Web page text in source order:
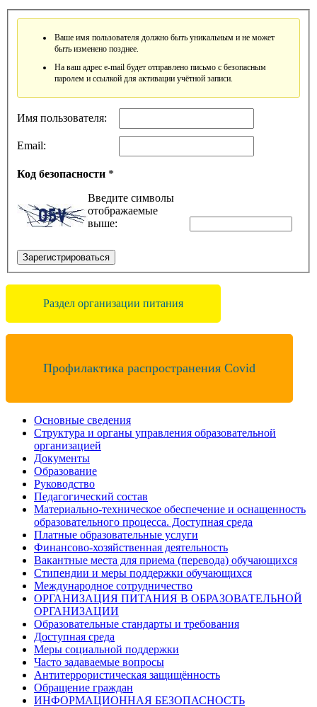
Ваше имя пользователя должно быть уникальным и не может
быть изменено позднее.
На ваш адрес e-mail будет отправлено письмо с безопасным
паролем и ссылкой для активации учётной записи.
Имя пользователя:
Email:
Код безопасности *
Введите символы
отображаемые
выше:
Зарегистрироваться
Раздел организации питания
Профилактика распространения Covid
Основные сведения
Структура и органы управления образовательной
организацией
Документы
Образование
Руководство
Педагогический состав
Материально-техническое обеспечение и оснащенность
образовательного процесса. Доступная среда
Платные образовательные услуги
Финансово-хозяйственная деятельность
Вакантные места для приема (перевода) обучающихся
Стипендии и меры поддержки обучающихся
Международное сотрудничество
ОРГАНИЗАЦИЯ ПИТАНИЯ В ОБРАЗОВАТЕЛЬНОЙ
ОРГАНИЗАЦИИ
Образовательные стандарты и требования
Доступная среда
Меры социальной поддержки
Часто задаваемые вопросы
Антитеррористическая защищённость
Обращение граждан
ИНФОРМАЦИОННАЯ БЕЗОПАСНОСТЬ